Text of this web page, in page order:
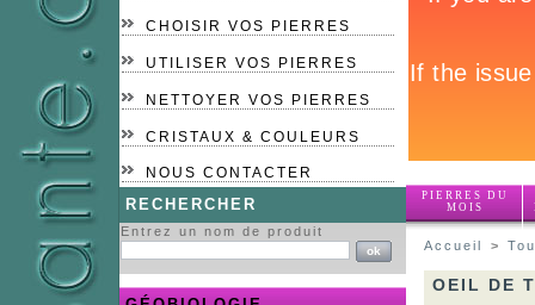
CHOISIR VOS PIERRES
UTILISER VOS PIERRES
NETTOYER VOS PIERRES
CRISTAUX & COULEURS
NOUS CONTACTER
PIERRES DU
MOIS
RECHERCHER
Entrez un nom de produit
Accueil >
OEIL DE